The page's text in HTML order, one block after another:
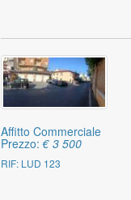
Affitto Commerciale
Prezzo:€ 3 500
RIF: LUD 123